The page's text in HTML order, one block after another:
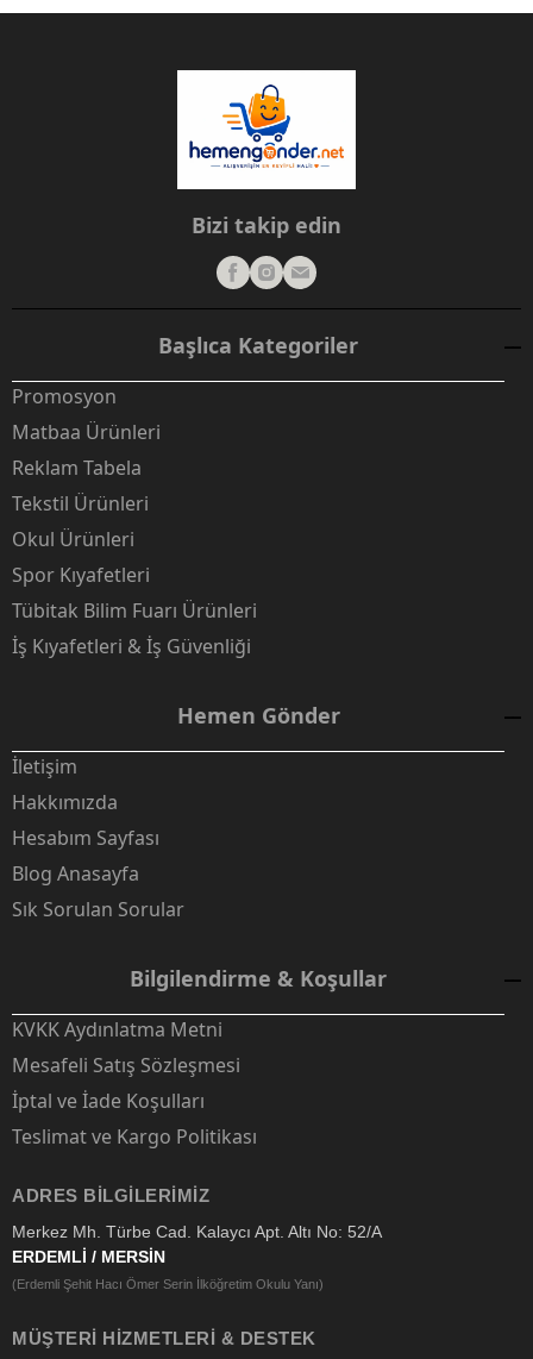
Bizi takip edin
Başlıca Kategoriler
Promosyon
Matbaa Ürünleri
Reklam Tabela
Tekstil Ürünleri
Okul Ürünleri
Spor Kıyafetleri
Tübitak Bilim Fuarı Ürünleri
İş Kıyafetleri & İş Güvenliği
Hemen Gönder
İletişim
Hakkımızda
Hesabım Sayfası
Blog Anasayfa
Sık Sorulan Sorular
Bilgilendirme & Koşullar
KVKK Aydınlatma Metni
Mesafeli Satış Sözleşmesi
İptal ve İade Koşulları
Teslimat ve Kargo Politikası
ADRES BILGILERIMIZ
Merkez Mh. Türbe Cad. Kalaycı Apt. Altı No: 52/A
ERDEMLİ / MERSİN
(Erdemli Şehit Hacı Ömer Serin İlköğretim Okulu Yanı)
MÜŞTERI HIZMETLERI & DESTEK